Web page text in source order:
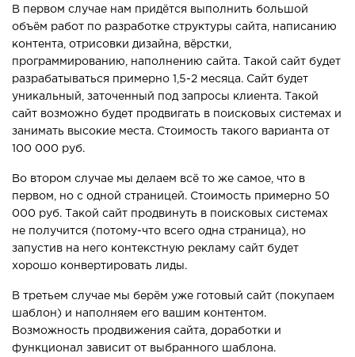
В первом случае нам придётся выполнить большой
объём работ по разработке структуры сайта, написанию
контента, отрисовки дизайна, вёрстки,
программированию, наполнению сайта. Такой сайт будет
разрабатываться примерно 1,5-2 месяца. Сайт будет
уникальный, заточенный под запросы клиента. Такой
сайт возможно будет продвигать в поисковых системах и
занимать высокие места. Стоимость такого варианта от
100 000 руб.
Во втором случае мы делаем всё то же самое, что в
первом, но с одной страницей. Стоимость примерно 50
000 руб. Такой сайт продвинуть в поисковых системах
не получится (потому-что всего одна страница), но
запустив на него контекстную рекламу сайт будет
хорошо конвертировать лиды.
В третьем случае мы берём уже готовый сайт (покупаем
шаблон) и наполняем его вашим контентом.
Возможность продвижения сайта, доработки и
функционал зависит от выбранного шаблона.